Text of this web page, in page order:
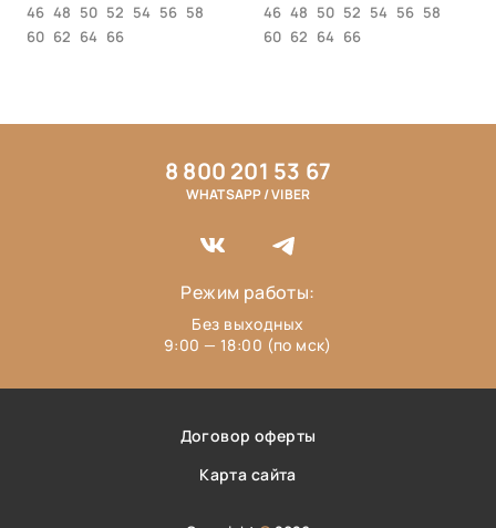
46 48 50 52 54 56 58
60 62 64 66
46 48 50 52 54 56 58
60 62 64 66
Договор оферты
Карта сайта
8 800 201 53 67
WHATSAPP / VIBER
Режим работы:
Без выходных
9:00 — 18:00 (по мск)